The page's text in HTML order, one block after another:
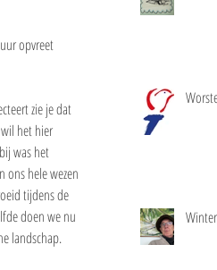
opvreet
zie je dat
het hier
was het
ons hele wezen
tijdens de
doen we nu
landschap.